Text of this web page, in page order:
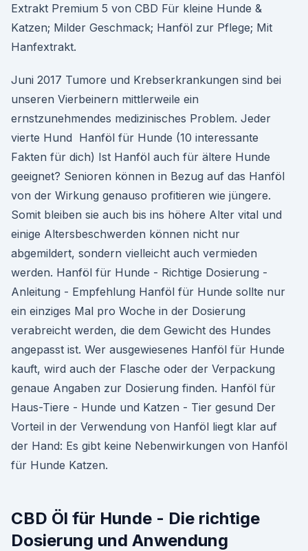
Extrakt Premium 5 von CBD Für kleine Hunde &
Katzen; Milder Geschmack; Hanföl zur Pflege; Mit
Hanfextrakt.
Juni 2017 Tumore und Krebserkrankungen sind bei
unseren Vierbeinern mittlerweile ein
ernstzunehmendes medizinisches Problem. Jeder
vierte Hund Hanföl für Hunde (10 interessante
Fakten für dich) Ist Hanföl auch für ältere Hunde
geeignet? Senioren können in Bezug auf das Hanföl
von der Wirkung genauso profitieren wie jüngere.
Somit bleiben sie auch bis ins höhere Alter vital und
einige Altersbeschwerden können nicht nur
abgemildert, sondern vielleicht auch vermieden
werden. Hanföl für Hunde - Richtige Dosierung -
Anleitung - Empfehlung Hanföl für Hunde sollte nur
ein einziges Mal pro Woche in der Dosierung
verabreicht werden, die dem Gewicht des Hundes
angepasst ist. Wer ausgewiesenes Hanföl für Hunde
kauft, wird auch der Flasche oder der Verpackung
genaue Angaben zur Dosierung finden. Hanföl für
Haus-Tiere - Hunde und Katzen - Tier gesund Der
Vorteil in der Verwendung von Hanföl liegt klar auf
der Hand: Es gibt keine Nebenwirkungen von Hanföl
für Hunde Katzen.
CBD Öl für Hunde - Die richtige
Dosierung und Anwendung